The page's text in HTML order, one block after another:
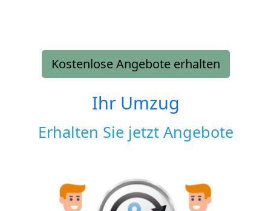
Kostenlose Angebote erhalten
Ihr Umzug
Erhalten Sie jetzt Angebote